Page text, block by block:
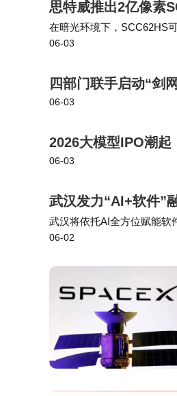
思特威推出2亿像素
在暗光环境下，SCC62HS
可切换至Sparse PDAF模
06-03
四部门联手启动“剑
06-03
2026大模型IPO潮
06-03
武汉发力“AI+软件”
武汉将依托AI全方位赋能软
推动软件产品和软件企业AI
06-02